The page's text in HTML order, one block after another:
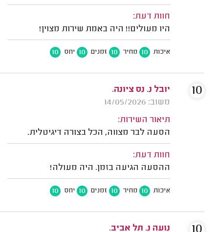
חוות דעת:
היו מעולים!! היה באמת שירות מצוין!
איכות 10 מחיר 10 זמנים 10 יחס 10
יובל נ. נס ציונה.
משוב: 14/05/2026
תיאור השירות:
הסעה לבר מצווה, הכל בצורה דיגיטלית.
חוות דעת:
ההסעה הגיעה בזמן. היה מעולה!
איכות 10 מחיר 10 זמנים 10 יחס 10
10
נועה נ. תל אביב.